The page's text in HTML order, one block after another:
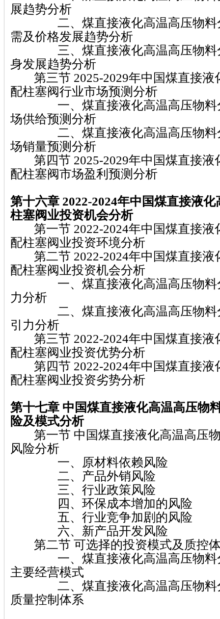
展趋势分析
二、煤直接液化高温高压物料
需及价格发展趋势分析
三、煤直接液化高温高压物料
身发展趋势分析
第三节 2025-2029年中国煤直接液
配柱塞阀行业市场预测分析
一、煤直接液化高温高压物料
场供给预测分析
二、煤直接液化高温高压物料
场销量预测分析
第四节 2025-2029年中国煤直接液
配柱塞阀市场盈利预测分析
第十六章 2022-2024年中国煤直接液
柱塞阀业投资机会分析
第一节 2022-2024年中国煤直接液
配柱塞阀业投资环境分析
第二节 2022-2024年中国煤直接液
配柱塞阀业投资机会分析
一、煤直接液化高温高压物料
力分析
二、煤直接液化高温高压物料
引力分析
第三节 2022-2024年中国煤直接液
配柱塞阀业投资优势分析
第四节 2022-2024年中国煤直接液
配柱塞阀业投资劣势分析
第十七章 中国煤直接液化高温高压物
险及模式分析
第一节 中国煤直接液化高温高压
风险分析
一、原材料依赖风险
二、产品外销风险
三、行业政策风险
四、环保成本增加的风险
五、行业竞争加剧的风险
六、新产品开发风险
第二节 可选择的投资模式及质控
一、煤直接液化高温高压物料
主要经营模式
二、煤直接液化高温高压物料
质量控制体系